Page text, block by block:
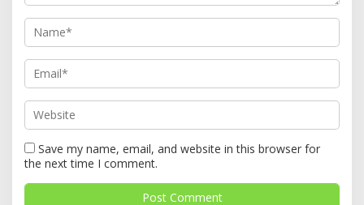
Save my name, email, and website in this browser for
the next time I comment.